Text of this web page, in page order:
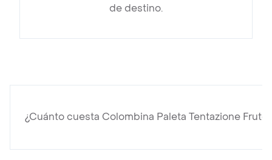
de destino.
¿Cuánto cuesta Colombina Paleta Tentazione